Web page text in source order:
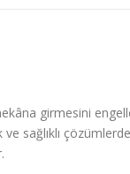
girmesini
sağlıklı